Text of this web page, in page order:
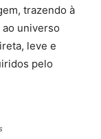
trazendo à
universo
leve e
pelo